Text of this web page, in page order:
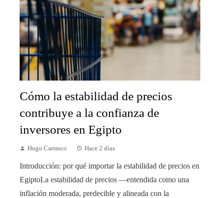
Cómo la estabilidad de precios
contribuye a la confianza de
inversores en Egipto
Hugo Carrasco Hace 2 días
Introducción: por qué importar la estabilidad de precios en
EgiptoLa estabilidad de precios —entendida como una
inflación moderada, predecible y alineada con la